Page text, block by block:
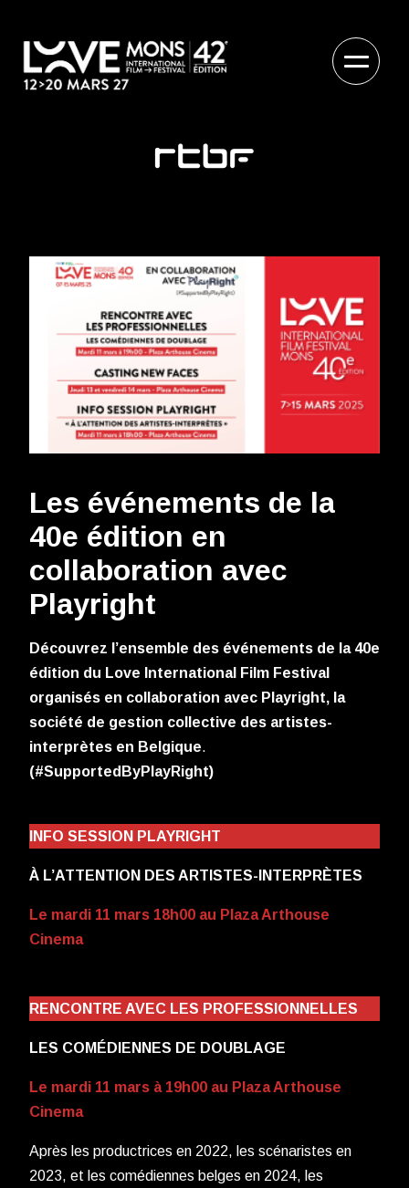
Les événements de la
40e édition en
collaboration avec
Playright
Découvrez l’ensemble des événements de la 40e
édition du Love International Film Festival
organisés en collaboration avec Playright, la
société de gestion collective des artistes-
interprètes en Belgique.
(#SupportedByPlayRight)
INFO SESSION PLAYRIGHT
À L’ATTENTION DES ARTISTES-INTERPRÈTES
Le mardi 11 mars 18h00 au Plaza Arthouse
Cinema
RENCONTRE AVEC LES PROFESSIONNELLES
LES COMÉDIENNES DE DOUBLAGE
Le mardi 11 mars à 19h00 au Plaza Arthouse
Cinema
Après les productrices en 2022, les scénaristes en
2023, et les comédiennes belges en 2024, les